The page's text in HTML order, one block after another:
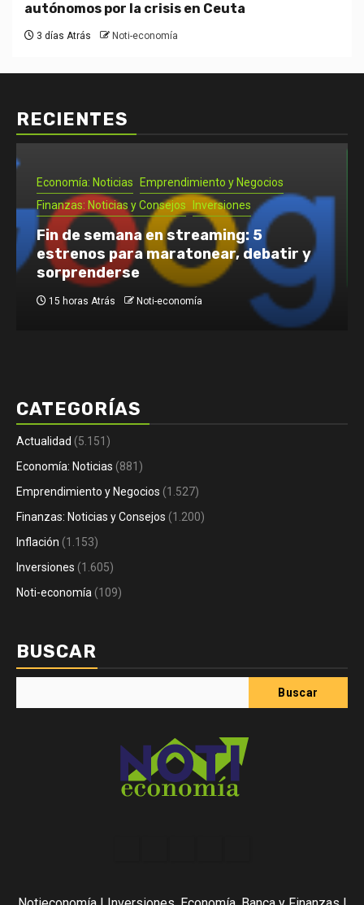
autónomos por la crisis en Ceuta
3 días Atrás Noti-economía
RECIENTES
Inversiones
Noti- Economia: Cómo empezar una
pizzería en Chile: requisitos, pasos y
costos
3 días Atrás Noti-economía
CATEGORÍAS
Actualidad (5.151)
Economía: Noticias (881)
Emprendimiento y Negocios (1.527)
Finanzas: Noticias y Consejos (1.200)
Inflación (1.153)
Inversiones (1.605)
Noti-economía (109)
BUSCAR
Buscar
Noti-